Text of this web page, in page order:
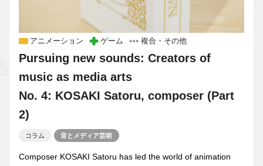
アニメーション ゲーム 複合・その他
Pursuing new sounds: Creators of
music as media arts
No. 4: KOSAKI Satoru, composer (Part
2)
コラム 音とメディア芸術
Composer KOSAKI Satoru has led the world of animation